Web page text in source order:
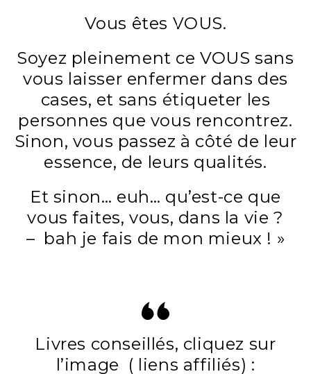
Vous êtes VOUS.
Soyez pleinement ce VOUS sans
vous laisser enfermer dans des
cases, et sans étiqueter les
personnes que vous rencontrez.
Sinon, vous passez à côté de leur
essence, de leurs qualités.
Et sinon… euh… qu’est-ce que
vous faites, vous, dans la vie ?
– bah je fais de mon mieux ! »
Livres conseillés, cliquez sur
l’image ( liens affiliés) :